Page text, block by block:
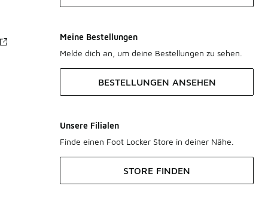
Meine Bestellungen
Melde dich an, um deine Bestellungen zu sehen.
BESTELLUNGEN ANSEHEN
Unsere Filialen
Finde einen Foot Locker Store in deiner Nähe.
STORE FINDEN